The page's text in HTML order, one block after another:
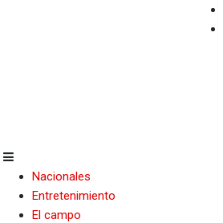
Nacionales
Entretenimiento
El campo